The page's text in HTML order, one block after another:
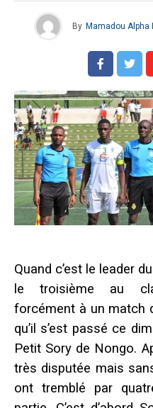
By Mamadou Alpha
Quand c’est le leader
le troisième au
forcément à un match
qu’il s’est passé ce
Petit Sory de Nongo.
très disputée mais
ont tremblé par